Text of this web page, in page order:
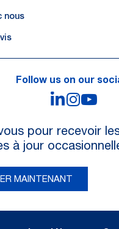
nous
Follow us on our
LinkedIn
pour recevoir
à jour
MAINTENANT